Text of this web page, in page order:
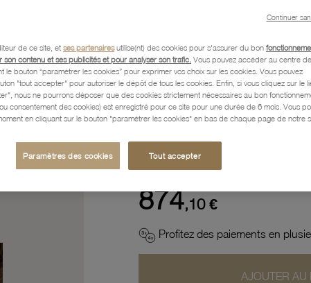
Caractéristiques détaillées
Paiement, Livraison, Retours et
874,10 €
Profitez des paiements en
AJOUTER AU
de ce site, et ses partenairesutilise(nt) des cookies pour s'assurer du bon
son contenu et ses publicités et pour analyser son trafic. Vous pouvez accéder au centre de
le bouton “paramétrer les cookies” pour exprimer vos choix sur les cookies. Vous pouvez
"tout accepter" pour autoriser le dépôt de tous les cookies. Enfin, si vous cliquez sur le
nous ne pourrons déposer que des cookies strictement nécessaires au bon
consentement des cookies) est enregistré pour ce site pour une durée de 6 mois. Vous
en cliquant sur le bouton "paramétrer les cookies" en bas de chaque page de notre
Paramètres des cookies Tout accepter
Continuer